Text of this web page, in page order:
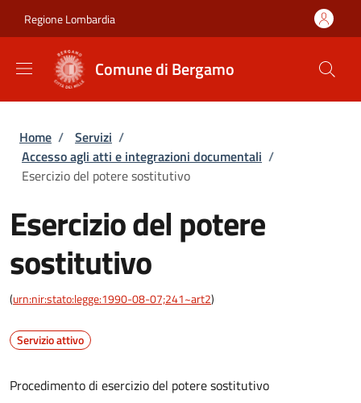
Regione Lombardia
Comune di Bergamo
Briciole di pane
Home / Servizi /
Accesso agli atti e integrazioni documentali /
Esercizio del potere sostitutivo
Esercizio del potere
sostitutivo
(urn:nir:stato:legge:1990-08-07;241~art2)
Servizio attivo
Procedimento di esercizio del potere sostitutivo